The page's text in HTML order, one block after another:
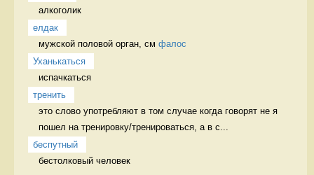
алкоголик
елдак
мужской половой орган, см фалос
Уханькаться
испачкаться
тренить
это слово употребляют в том случае когда говорят не я
пошел на тренировку/тренироваться, а в с...
беспутный
бестолковый человек